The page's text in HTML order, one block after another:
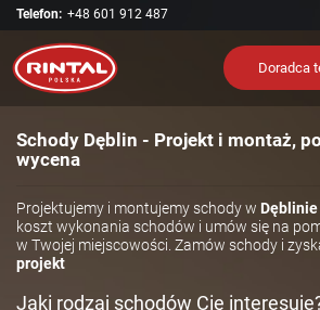
Telefon: +48 601 912 487
Doradca
Schody Dęblin - Projekt i montaż,
wycena
Projektujemy i montujemy schody w Dęblinie
koszt wykonania schodów i umów się na
w Twojej miejscowości. Zamów schody i
projekt
Jaki rodzaj schodów Cię